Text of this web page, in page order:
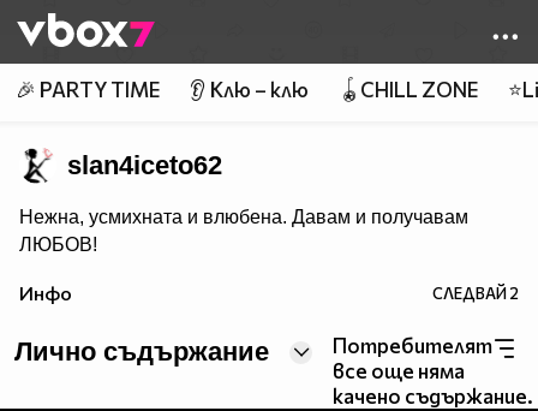
👾
🎉 PARTY TIME 👂 Клю – клю 🪀CHILL ZONE
slan4iceto62
Нежна, усмихната и влюбена. Давам и получавам
ЛЮБОВ!
Инфо СЛЕДВАЙ2
Лично съдържание
Потребителят
все още няма
качено съдържание.